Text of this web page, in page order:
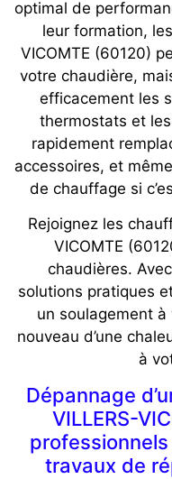
optimal de
leur formation,
VICOMTE (60120)
votre chaudière,
efficacement les
thermostats et
rapidement
accessoires, et
de chauffage si
Rejoignez les
VICOMTE
chaudières.
solutions pratiques
un soulagement
nouveau d’une
à
Dépannage
VILLERS-
travaux de